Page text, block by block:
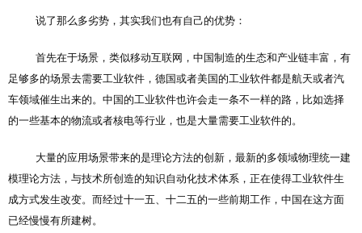
说了那么多劣势，其实我们也有自己的优势：
首先在于场景，类似移动互联网，中国制造的生态和产业链丰富，有
足够多的场景去需要工业软件，德国或者美国的工业软件都是航天或者汽
车领域催生出来的。中国的工业软件也许会走一条不一样的路，比如选择
的一些基本的物流或者核电等行业，也是大量需要工业软件的。
大量的应用场景带来的是理论方法的创新，最新的多领域物理统一建
模理论方法，与技术所创造的知识自动化技术体系，正在使得工业软件生
成方式发生改变。而经过十一五、十二五的一些前期工作，中国在这方面
已经慢慢有所建树。